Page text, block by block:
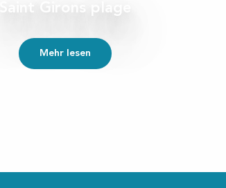
Saint Girons plage
Mehr lesen